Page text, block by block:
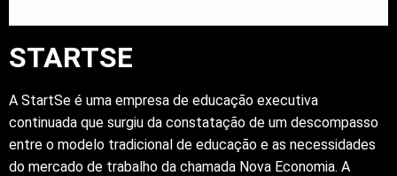
STARTSE
A StartSe é uma empresa de educação executiva
continuada que surgiu da constatação de um descompasso
entre o modelo tradicional de educação e as necessidades
do mercado de trabalho da chamada Nova Economia. A